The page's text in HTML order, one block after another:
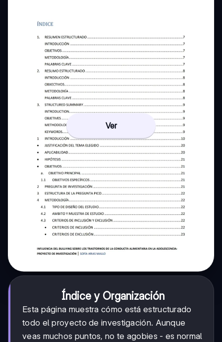
Ver
Índice y Organización
Esta página muestra cómo está estructurado
todo el proyecto de investigación. Aunque
veas muchos puntos, no te agobies - es normal